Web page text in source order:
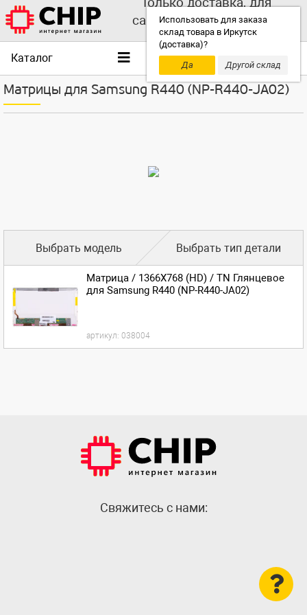
Использовать для заказа
склад товара в Иркутск
(доставка)?
Да
Другой склад
самовывоза выбирайте
другой склад!
Каталог
Матрицы для Samsung R440 (NP-R440-JA02)
Выбрать модель Выбрать тип детали
Матрица / 1366X768 (HD) / TN Глянцевое
для Samsung R440 (NP-R440-JA02)
артикул: 038004
Cвяжитесь с нами: